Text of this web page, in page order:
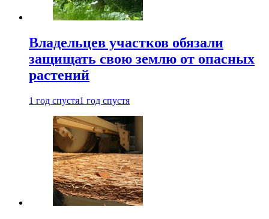
Владельцев участков обязали
защищать свою землю от опасных
растений
1 год спустя1 год спустя